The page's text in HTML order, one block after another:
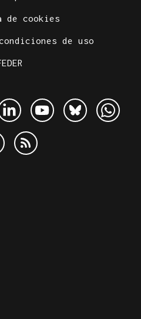
cookies
de uso